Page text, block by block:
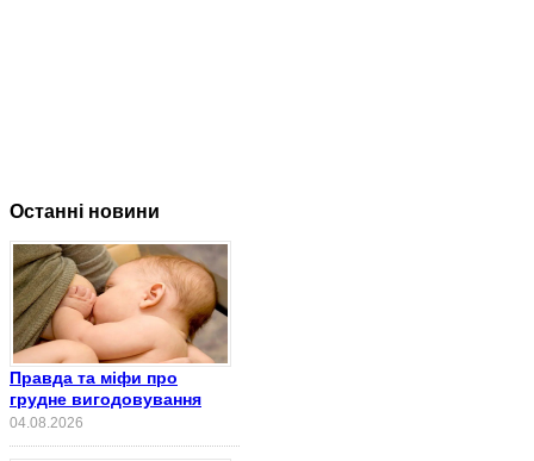
Останні новини
Правда та міфи про
грудне вигодовування
04.08.2026